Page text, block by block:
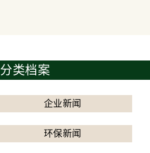
分类档案
企业新闻
环保新闻